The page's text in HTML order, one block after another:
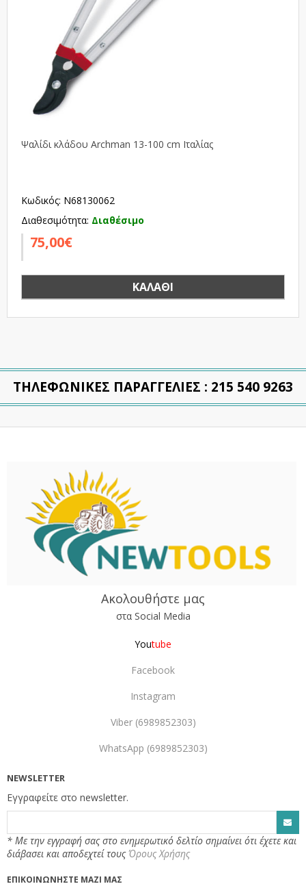
Ψαλίδι κλάδου Archman 13-100 cm Ιταλίας
Κωδικός: N68130062
Διαθεσιμότητα: Διαθέσιμο
75,00€
ΚΑΛΆΘΙ
ΤΗΛΕΦΩΝΙΚΕΣ ΠΑΡΑΓΓΕΛΙΕΣ : 215 540 9263
Ακολουθήστε μας
στα Social Media
Youtube
Facebook
Instagram
Viber (6989852303)
WhatsApp (6989852303)
NEWSLETTER
Εγγραφείτε στo newsletter.
* Με την εγγραφή σας στο ενημερωτικό δελτίο σημαίνει ότι έχετε και
διάβασει και αποδεχτεί τουςΌρους Χρήσης